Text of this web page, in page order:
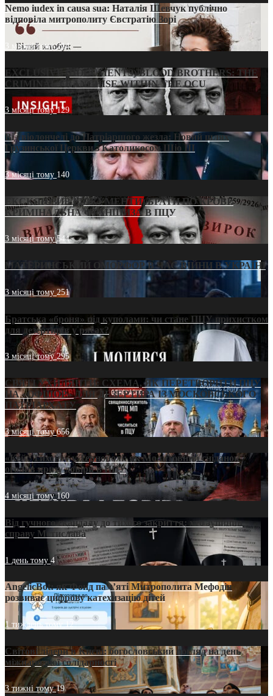
Nemo iudex in causa sua: Наталія Шевчук публічно
відповіла митрополиту Євстратію Зорі
3 місяці тому214
EXCLUSIVE (DOCUMENTS)/BLOOD BROTHERS: THE
CRIMINAL FRANCHISE WITHIN THE OCU
3 місяці тому129
Від віолончелі до Патріаршого жезла: Новий шлях
Грузинської Церкви з Католикосом Шіо III
3 місяці тому 140
ЕКСКЛЮЗИВ (ДОКУМЕНТИ)/БРАТИ ПО КРОВІ:
КРИМІНАЛЬНА ФРАНШИЗА В ПЦУ
3 місяці тому544
МАТЕРИНСЬКИЙ ОМОРФОР В ЧАС ВІЙНИ В УКРАЇНІ
3 місяці тому251
Братська «броня» під куполами: чи стане ПЦУ прихистком
для дезертирів у рясах?
3 місяці тому295
СВЯТІ УХИЛЯНТИ: СХЕМА, ЯК ПЕРЕТВОРИТИ ПЦУ
НА «ОФШОР» ДЛЯ ДЕЗЕРТИРА ІЗ МОСКОВСЬКОГО
ПАТРІАРХАТУ
3 місяці тому656
«Кейс Тихона» у Тернополі: як Молитовний сніданок
оголив кризу довіри в ПЦУ
4 місяці тому160
Від гучного скандалу до тихого закриття: хто зупинив
справу Мстислава
1 день тому4
AngelicBot: як Фонд пам’яті Митрополита Мефодія
розвиває цифрову катехизацію дітей
1 тиждень тому12
Світові лідери в Києві: богословський погляд на день
міжнародної солідарності
3 тижні тому19